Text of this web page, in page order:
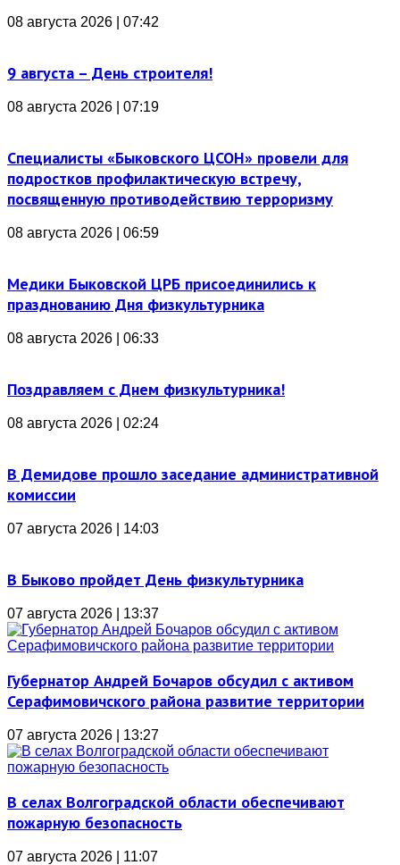
08 августа 2026 | 07:42
9 августа – День строителя!
08 августа 2026 | 07:19
Специалисты «Быковского ЦСОН» провели для
подростков профилактическую встречу,
посвященную противодействию терроризму
08 августа 2026 | 06:59
Медики Быковской ЦРБ присоединились к
празднованию Дня физкультурника
08 августа 2026 | 06:33
Поздравляем с Днем физкультурника!
08 августа 2026 | 02:24
В Демидове прошло заседание административной
комиссии
07 августа 2026 | 14:03
В Быково пройдет День физкультурника
07 августа 2026 | 13:37
Губернатор Андрей Бочаров обсудил с активом
Серафимовичского района развитие территории
07 августа 2026 | 13:27
В селах Волгоградской области обеспечивают
пожарную безопасность
07 августа 2026 | 11:07